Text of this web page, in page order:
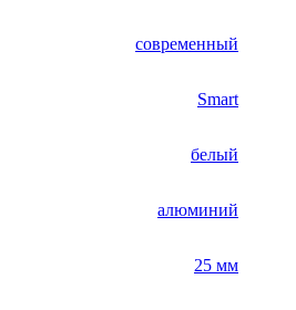
современный
Smart
белый
алюминий
25 мм